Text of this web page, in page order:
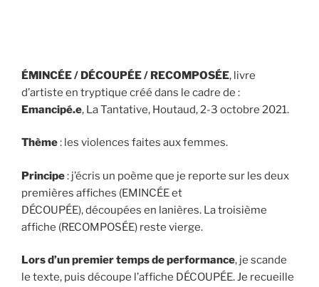
ÉMINCÉE / DÉCOUPÉE / RECOMPOSÉE, livre
d’artiste en tryptique créé dans le cadre de :
Emancipé.e, La Tantative, Houtaud, 2-3 octobre 2021.
Thème: les violences faites aux femmes.
Principe: j’écris un poème que je reporte sur les deux
premières affiches (EMINCÉE et
DÉCOUPÉE), découpées en lanières. La troisième
affiche (RECOMPOSÉE) reste vierge.
Lors d’un premier temps de performance, je scande
le texte, puis découpe l’affiche DÉCOUPÉE. Je recueille